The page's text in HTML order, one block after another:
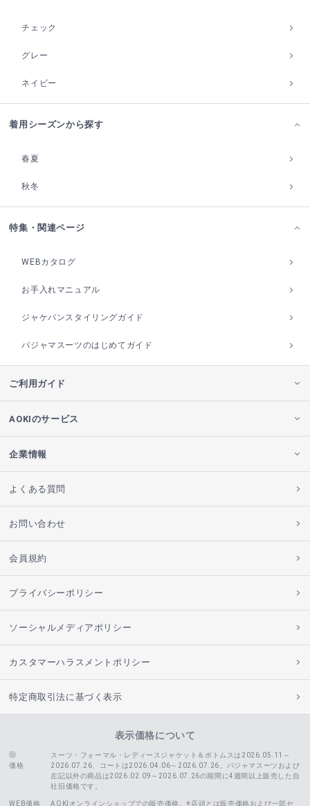
チェック
グレー
ネイビー
着用シーズンから探す
春夏
秋冬
特集・関連ページ
WEBカタログ
お手入れマニュアル
ジャケパンスタイリングガイド
パジャマスーツのはじめてガイド
ご利用ガイド
AOKIのサービス
企業情報
よくある質問
お問い合わせ
会員規約
プライバシーポリシー
ソーシャルメディアポリシー
カスタマーハラスメントポリシー
特定商取引法に基づく表示
表示価格について
価格
スーツ・フォーマル・レディースジャケット＆ボトムスは2026.05.11～
2026.07.26、コートは2026.04.06～2026.07.26、 パジャマスーツおよび
左記以外の商品は2026.02.09～2026.07.26の期間に4週間以上販売した自
社旧価格です。
WEB価格 AOKIオンラインショップでの販売価格。※店頭とは販売価格および一部セ